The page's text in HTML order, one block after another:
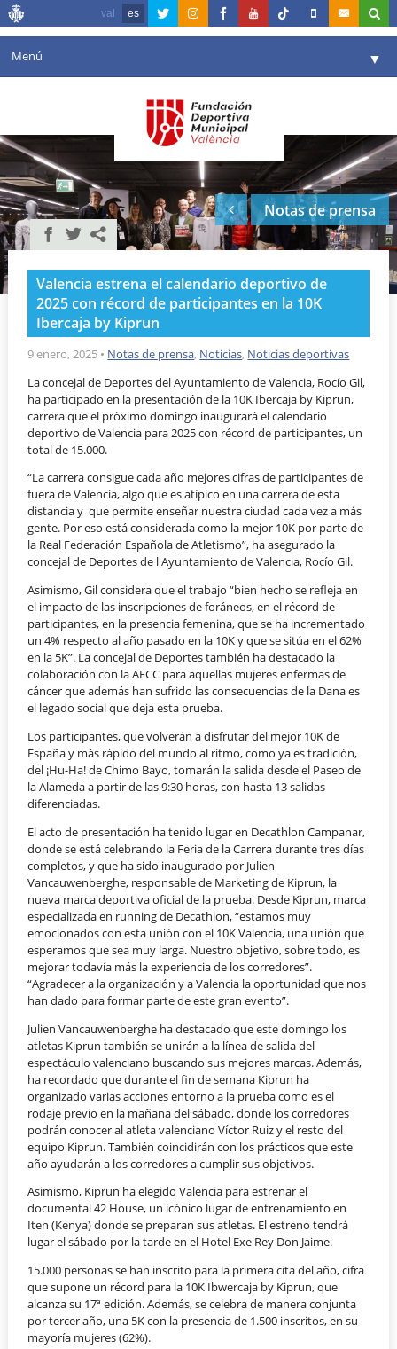
val es
Menú ▼
Agenda
Instalaciones
Comunicación ▼
Valencia en deporte
Portal de Transparencia
Reservas
Notas de prensa
Valencia estrena el calendario deportivo de
2025 con récord de participantes en la 10K
Ibercaja by Kiprun
9 enero, 2025 • Notas de prensa, Noticias, Noticias deportivas
La concejal de Deportes del Ayuntamiento de Valencia, Rocío Gil,
ha participado en la presentación de la 10K Ibercaja by Kiprun,
carrera que el próximo domingo inaugurará el calendario
deportivo de Valencia para 2025 con récord de participantes, un
total de 15.000.
“La carrera consigue cada año mejores cifras de participantes de
fuera de Valencia, algo que es atípico en una carrera de esta
distancia y que permite enseñar nuestra ciudad cada vez a más
gente. Por eso está considerada como la mejor 10K por parte de
la Real Federación Española de Atletismo”, ha asegurado la
concejal de Deportes de l Ayuntamiento de Valencia, Rocío Gil.
Asimismo, Gil considera que el trabajo “bien hecho se refleja en
el impacto de las inscripciones de foráneos, en el récord de
participantes, en la presencia femenina, que se ha incrementado
un 4% respecto al año pasado en la 10K y que se sitúa en el 62%
en la 5K”. La concejal de Deportes también ha destacado la
colaboración con la AECC para aquellas mujeres enfermas de
cáncer que además han sufrido las consecuencias de la Dana es
el legado social que deja esta prueba.
Los participantes, que volverán a disfrutar del mejor 10K de
España y más rápido del mundo al ritmo, como ya es tradición,
del ¡Hu-Ha! de Chimo Bayo, tomarán la salida desde el Paseo de
la Alameda a partir de las 9:30 horas, con hasta 13 salidas
diferenciadas.
El acto de presentación ha tenido lugar en Decathlon Campanar,
donde se está celebrando la Feria de la Carrera durante tres días
completos, y que ha sido inaugurado por Julien
Vancauwenberghe, responsable de Marketing de Kiprun, la
nueva marca deportiva oficial de la prueba. Desde Kiprun, marca
especializada en running de Decathlon, “estamos muy
emocionados con esta unión con el 10K Valencia, una unión que
esperamos que sea muy larga. Nuestro objetivo, sobre todo, es
mejorar todavía más la experiencia de los corredores”.
“Agradecer a la organización y a Valencia la oportunidad que nos
han dado para formar parte de este gran evento”.
Julien Vancauwenberghe ha destacado que este domingo los
atletas Kiprun también se unirán a la línea de salida del
espectáculo valenciano buscando sus mejores marcas. Además,
ha recordado que durante el fin de semana Kiprun ha
organizado varias acciones entorno a la prueba como es el
rodaje previo en la mañana del sábado, donde los corredores
podrán conocer al atleta valenciano Víctor Ruiz y el resto del
equipo Kiprun. También coincidirán con los prácticos que este
año ayudarán a los corredores a cumplir sus objetivos.
Asimismo, Kiprun ha elegido Valencia para estrenar el
documental 42 House, un icónico lugar de entrenamiento en
Iten (Kenya) donde se preparan sus atletas. El estreno tendrá
lugar el sábado por la tarde en el Hotel Exe Rey Don Jaime.
15.000 personas se han inscrito para la primera cita del año, cifra
que supone un récord para la 10K Ibwercaja by Kiprun, que
alcanza su 17ª edición. Además, se celebra de manera conjunta
por tercer año, una 5K con la presencia de 1.500 inscritos, en su
mayoría mujeres (62%).